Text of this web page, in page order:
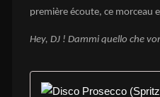
première écoute, ce morceau
Hey, DJ ! Dammi quello che